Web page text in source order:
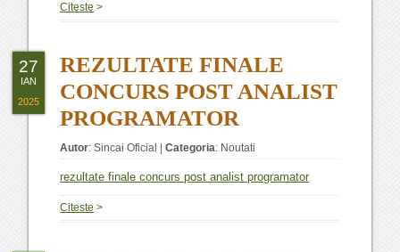
Citeste >
REZULTATE FINALE
CONCURS POST ANALIST
PROGRAMATOR
Autor:Sincai Oficial |Categoria: Noutati
rezultate finale concurs post analist programator
Citeste >
27
IAN
2025